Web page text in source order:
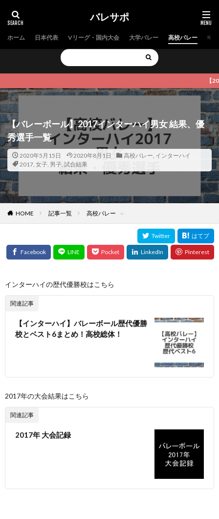
バレサポ
ホーム 日本代表 Vリーグ・国内大会 大学バレー 高校バレー 中
【2022春高バレ
【バレーボール】2017インターハイ男女 結果、優
秀選手一覧
2020年5月15日 2020年8月1日 高校バレー, インターハイ
2017, 女子, 男子, 試合結果
HOME 記事一覧 高校バレー
インターハイの歴代優勝校はこちら
関連記事
【インターハイ】バレーボール歴代優勝
校とベスト6まとめ！高校総体！
2017年の大会結果はこちら
関連記事
2017年 大会記録